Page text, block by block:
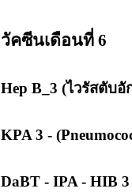
วัคซีนเดือนที่ 6
Hep B_3 (ไวรัสตับอั
KPA 3 -
DaBT - IPA - HIB